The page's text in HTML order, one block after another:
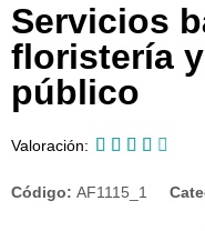
Servicios
floristería
público
Valoración:     
Código: AF1115_1